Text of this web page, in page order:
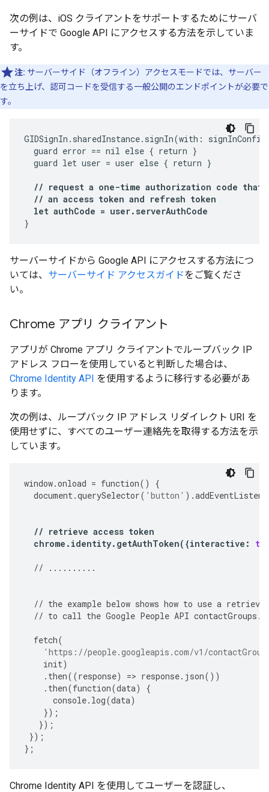
次の例は、iOS クライアントをサポートするためにサーバ
ーサイドで Google API にアクセスする方法を示していま
す。
注: サーバーサイド（オフライン）アクセスモードでは、サーバー
を立ち上げ、認可コードを受信する一般公開のエンドポイントが必要で
す。
GIDSignIn.sharedInstance.signIn(with:
  guard error == nil else { return }
  guard let user = user else { return }
// request a one-time authorization code that
  // an access token and refresh token
  let authCode = user.serverAuthCode
}
サーバーサイドから Google API にアクセスする方法につ
いては、 サーバーサイド アクセスガイドをご覧くださ
い。
Chrome アプリ クライアント
アプリが Chrome アプリ クライアントでループバック IP
アドレス フローを使用していると判断した場合は、
Chrome Identity API を使用するように移行する必要があ
ります。
次の例は、ループバック IP アドレス リダイレクト URI を
使用せずに、すべてのユーザー連絡先を取得する方法を示
しています。
window.onload = function()
{
document.querySelector( 'button' ) .
// retrieve access token
chrome . identity. getAuthToken({interactive :
// ..........
// the example below shows how to use a retrieved
// to call the Google People API contactGroups .
fetch(
'https://people.googleapis.com/v1/contactGroups/
init)
. then((response) => response. json())
. then(function(data)
{
console. log(data)
});
});
});
};
Chrome Identity API を使用してユーザーを認証し、